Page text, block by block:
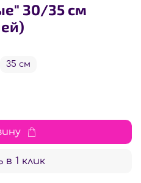
30/35 см
35 см
в 1 клик